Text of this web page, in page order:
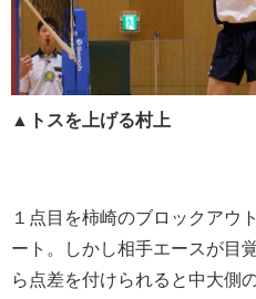
▲トスを上げる村上
１点目を柿崎のブロックアウ
ート。しかし相手エースが目
ら点差を付けられると中大側